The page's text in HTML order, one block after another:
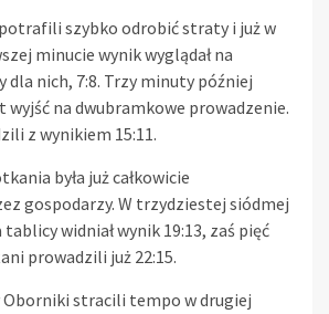
szybko odrobić straty i już w
minucie wynik wyglądał na
dla nich, 7:8. Trzy minuty później
wyjść na dwubramkowe prowadzenie.
z wynikiem 15:11.
była już całkowicie
gospodarzy. W trzydziestej siódmej
widniał wynik 19:13, zaś pięć
prowadzili już 22:15.
Oborniki stracili tempo w drugiej